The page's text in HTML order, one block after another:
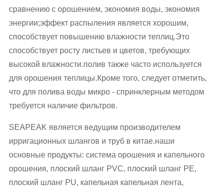
сравнению с орошением, экономия воды, экономия
энергии;эффект распыления является хорошим,
способствует повышению влажности теплиц.Это
способствует росту листьев и цветов, требующих
высокой влажности.полив также часто используется
для орошения теплицы.Кроме того, следует отметить,
что для полива воды микро - спринклерным методом
требуется наличие фильтров.
SEAPEAK является ведущим производителем
ирригационных шлангов и труб в китае.наши
основные продукты: система орошения и капельного
орошения, плоский шланг PVC, плоский шланг PE,
плоский шланг PU, капельная капельная лента,